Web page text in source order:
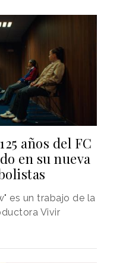
años del FC
en su nueva
es un trabajo de la
Vivir